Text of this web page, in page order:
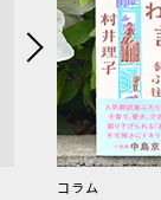
コラム